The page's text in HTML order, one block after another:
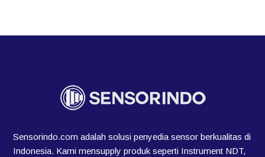
Sensorindo.com adalah solusi penyedia sensor berkualitas di
Indonesia. Kami mensupply produk seperti Instrument NDT,